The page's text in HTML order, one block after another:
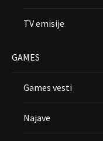
TV emisije
GAMES
Games vesti
Najave